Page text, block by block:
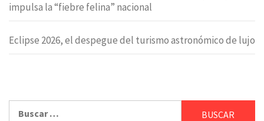
impulsa la “fiebre felina” nacional
Eclipse 2026, el despegue del turismo astronómico de lujo